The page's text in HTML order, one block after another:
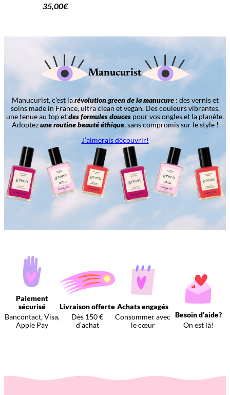
35,00€
Manucurist
Manucurist, c’est larévolution green de la manucure: des vernis et
soins made in France, ultra clean et vegan. Des couleurs vibrantes,
une tenue au top etdes formules douces pour vos ongles et la planète.
Adoptezune routine beauté éthique, sans compromis sur le style !
J’aimerais découvrir!
Paiement
sécurisé
Bancontact, Visa,
Apple Pay
Livraison offerte
Dès 150 €
d’achat
Achats engagés
Consommer avec
le cœur
Besoin d’aide?
On est là!